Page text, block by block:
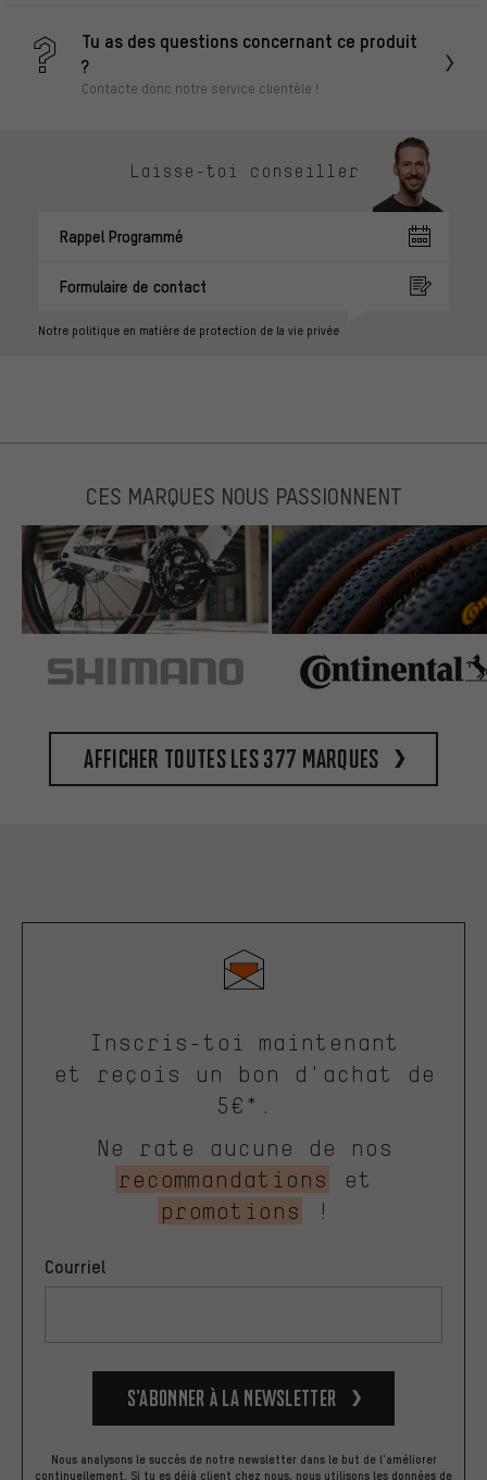
Tu as des questions concernant ce produit
?
Contacte donc notre service clientèle !
Laisse-toi conseiller
Rappel Programmé
Formulaire de contact
Notre politique en matière de protection de la vie privée
CES MARQUES NOUS PASSIONNENT
Afficher toutes les 377 marques
Inscris-toi maintenant
et reçois un bon d'achat de
5€*.
Ne rate aucune de nos
recommandations
et
promotions
!
Courriel
S’abonner à la newsletter
Nous analysons le succès de notre newsletter dans le but de l'améliorer
continuellement. Si tu es déjà client chez nous, nous utilisons les données de